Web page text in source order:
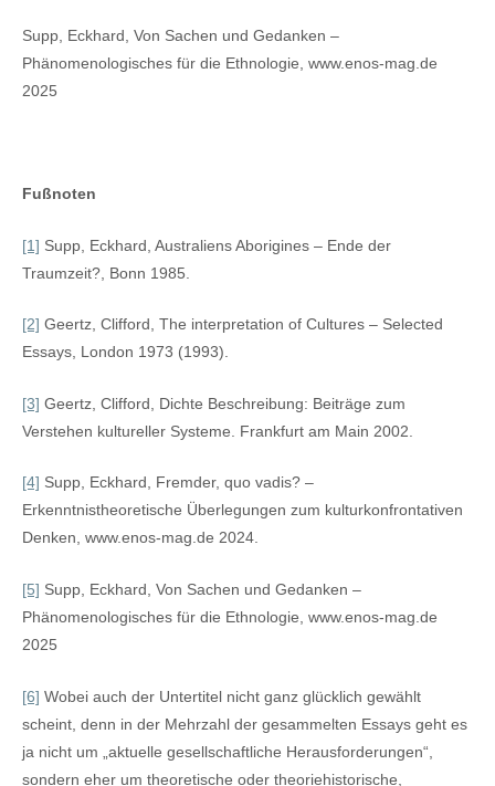
Supp, Eckhard, Von Sachen und Gedanken –
Phänomenologisches für die Ethnologie, www.enos-mag.de
2025
Fußnoten
[1] Supp, Eckhard, Australiens Aborigines – Ende der
Traumzeit?, Bonn 1985.
[2] Geertz, Clifford, The interpretation of Cultures – Selected
Essays, London 1973 (1993).
[3] Geertz, Clifford, Dichte Beschreibung: Beiträge zum
Verstehen kultureller Systeme. Frankfurt am Main 2002.
[4] Supp, Eckhard, Fremder, quo vadis? –
Erkenntnistheoretische Überlegungen zum kulturkonfrontativen
Denken, www.enos-mag.de 2024.
[5] Supp, Eckhard, Von Sachen und Gedanken –
Phänomenologisches für die Ethnologie, www.enos-mag.de
2025
[6] Wobei auch der Untertitel nicht ganz glücklich gewählt
scheint, denn in der Mehrzahl der gesammelten Essays geht es
ja nicht um „aktuelle gesellschaftliche Herausforderungen“,
sondern eher um theoretische oder theoriehistorische,